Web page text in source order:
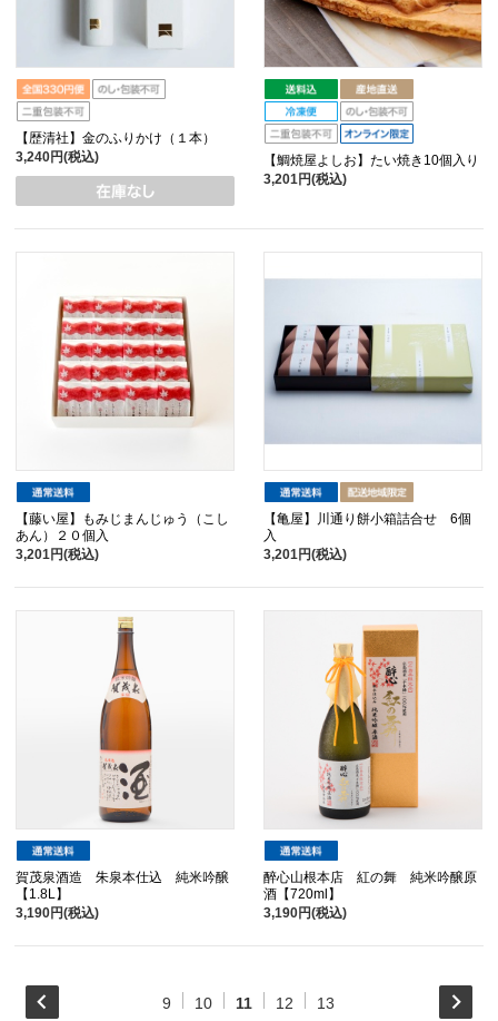
【歴清社】金のふりかけ（１本）
3,240円(税込)
【鯛焼屋よしお】たい焼き10個入り
3,201円(税込)
【藤い屋】もみじまんじゅう（こし
あん）２０個入
3,201円(税込)
【亀屋】川通り餅小箱詰合せ 6個
入
3,201円(税込)
賀茂泉酒造 朱泉本仕込 純米吟醸
【1.8L】
3,190円(税込)
醉心山根本店 紅の舞 純米吟醸原
酒【720ml】
3,190円(税込)
9 10 11 12 13